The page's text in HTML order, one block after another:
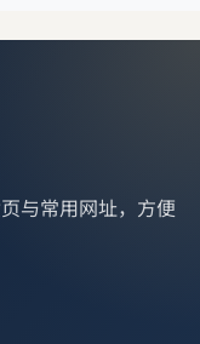
与常用网址，方便